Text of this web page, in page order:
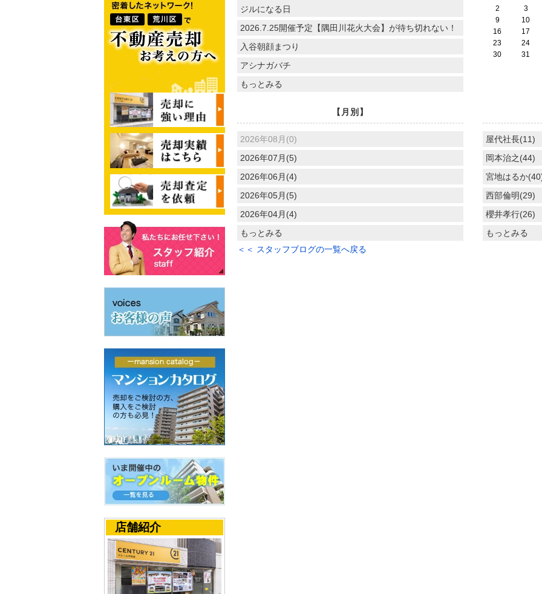
ジルになる日
2026.7.25開催予定【隅田川花火大会】が待ち切れない！
入谷朝顔まつり
アシナガバチ
もっとみる
2
3
9
10
16
17
23
24
30
31
【月別】
2026年08月(0)
2026年07月(5)
2026年06月(4)
2026年05月(5)
2026年04月(4)
もっとみる
屋代社長(11)
岡本治之(44)
宮地はるか
西部倫明(29)
櫻井孝行(26)
もっとみる
＜＜ スタッフブログの一覧へ戻る
店舗紹介